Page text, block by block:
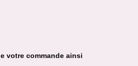
votre commande ainsi